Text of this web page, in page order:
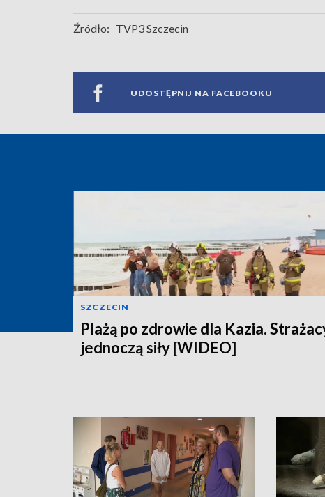
Źródło: TVP3 Szczecin
UDOSTĘPNIJ NA FACEBOOKU
SZCZECIN
Plażą po zdrowie dla Kazia.
jednoczą siły [WIDEO]